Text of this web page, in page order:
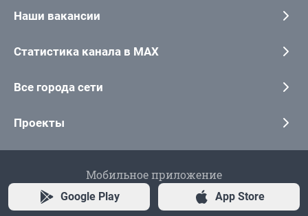
Наши вакансии
Статистика канала в MAX
Все города сети
Проекты
Мобильное приложение
Google Play App Store